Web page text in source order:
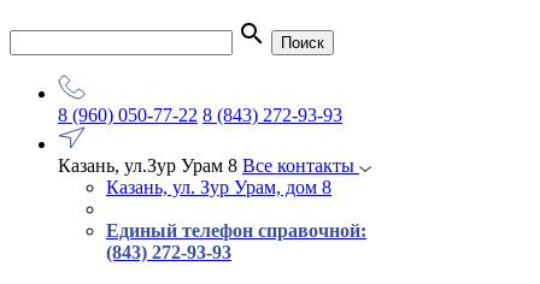
search Поиск
8 (960) 050-77-22 8 (843) 272-93-93
Казань, ул.Зур Урам 8 Все контакты
Казань, ул. Зур Урам, дом 8
Единый телефон справочной:
(843) 272-93-93